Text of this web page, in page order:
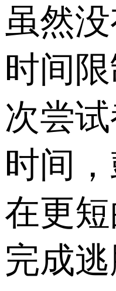
虽然
时间
次尝
时间
在更
完成逃